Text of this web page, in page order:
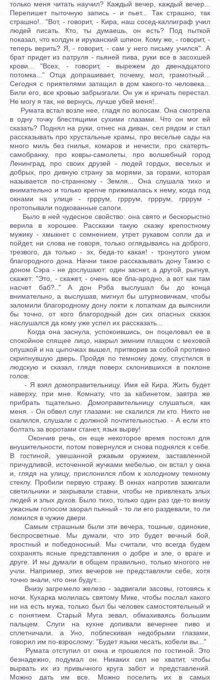
только меня читать научил? Каждый вечер, каждый вечер...
Перепишет пыточную запись - и пьет... Так страшно, так
страшно!.. "Вот, - говорит, - Кира, наш сосед-каллиграф учил
людей писать. Кто, ты думаешь, он есть? Под пыткой
показал, что колдун и ируканский шпион. Кому же, - говорит, -
теперь верить? Я, - говорит, - сам у него письму учился". А
брат придет из патруля - пьяней пива, руки все в засохшей
крови... "Всех, - говорит, - вырежем до двенадцатого
потомка..." Отца допрашивает, почему, мол, грамотный...
Сегодня с приятелями затащил в дом какого-то человека...
Били его, все кровью забрызгали. Он уж и кричать перестал.
Не могу я так, не вернусь, лучше убей меня!..
Румата встал возле нее, гладя по волосам. Она смотрела
в одну точку блестящими сухими глазами. Что он мог ей
сказать? Поднял на руки, отнес на диван, сел рядом и стал
рассказывать про хрустальные храмы, про веселые сады на
много миль без гнилья, комаров и нечисти, про скатерть-
самобранку, про ковры-самолеты, про волшебный город
Ленинград, про своих друзей - людей гордых, веселых и
добрых, про дивную страну за морями, за горами, которая
называется по-странному - Земля... Она слушала тихо и
внимательно и только крепче прижималась к нему, когда под
окнами на улице - грррум, грррум, грррум, грррум -
протопывали подкованные сапоги.
Было в ней чудесное свойство: она свято и бескорыстно
верила в хорошее. Расскажи такую сказку крепостному
мужику - хмыкнет с сомнением, утрет рукавом сопли да и
пойдет, ни слова не говоря, только оглядываясь на доброго,
трезвого, да только - эх, беда-то какая! - тронутого умом
благородного дона. Начни такое рассказывать дону Тамэо с
доном Сэра - не дослушают: один заснет, а другой, рыгнув,
скажет: "Это, - скажет, - очень все бла-ародно, а вот как там
насчет баб?.." А дон Рэба выслушал бы до конца
внимательно, а выслушав, мигнул бы штурмовичкам, чтобы
заломили благородному дону локти к лопаткам да выяснили
бы точно, от кого благородный дон сих опасных сказок
наслушался да кому уже успел их рассказать...
Когда она заснула, успокоившись, он поцеловал ее в
спокойное спящее лицо, накрыл зимним плащом с меховой
опушкой и на цыпочках вышел, притворив за собой противно
скрипнувшую дверь. Пройдя по темному дому, спустился в
людскую и сказал, глядя поверх склонившихся в поклоне
голов:
- Я взял домоправительницу. Имя ей Кира. Жить будет
наверху, при мне. Комнату, что за кабинетом, завтра же
прибрать тщательно. Домоправительницу слушаться, как
меня. - Он обвел слуг глазами: не скалился ли кто. Никто не
скалился, слушали с должной почтительностью. - А если кто
болтать за воротами станет, язык вырву!
Окончив речь, он еще некоторое время постоял для
внушительности, потом повернулся и снова поднялся к себе.
В гостиной, увешанной ржавым оружием, заставленной
причудливой, источенной жучками мебелью, он встал у окна
и, глядя на улицу, прислонился лбом к холодному темному
стеклу. Пробили первую стражу. В окнах напротив зажигали
светильники и закрывали ставни, чтобы не привлекать злых
людей и злых духов. Было тихо, только один раз где-то внизу
ужасным голосом заорал пьяный - то ли его раздевали, то ли
ломился в чужие двери.
Самым страшным были эти вечера, тошные, одинокие,
беспросветные. Мы думали, что это будет вечный бой,
яростный и победоносный. Мы считали, что всегда будем
сохранять ясные представления о добре и зле, о враге и
друге. И мы думали в общем правильно, только многого не
учли. Например, этих вечеров не представляли себе, хотя
точно знали, что они будут...
Внизу загремело железо - задвигали засовы, готовясь к
ночи. Кухарка молилась святому Мике, чтобы послал какого
ни на есть мужа, только был бы человек самостоятельный и
с понятием. Старый Муга зевал, обмахиваясь большим
пальцем. Слуги на кухне допивали вечернее пиво и
сплетничали, а Уно, поблескивая недобрыми глазами,
говорил им по-взрослому: "Будет языки чесать, кобели вы..."
Румата отступил от окна и прошелся по гостиной. Это
безнадежно, подумал он. Никаких сил не хватит, чтобы
вырвать их из привычного круга забот и представлений.
Можно дать им все. Можно поселить их в самых